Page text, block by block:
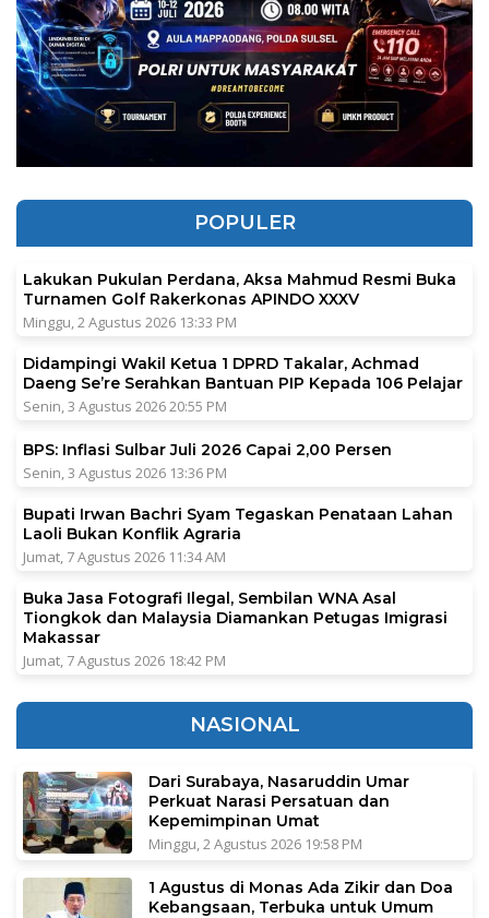
POPULER
Lakukan Pukulan Perdana, Aksa Mahmud Resmi Buka
Turnamen Golf Rakerkonas APINDO XXXV
Minggu, 2 Agustus 2026 13:33 PM
Didampingi Wakil Ketua 1 DPRD Takalar, Achmad
Daeng Se’re Serahkan Bantuan PIP Kepada 106 Pelajar
Senin, 3 Agustus 2026 20:55 PM
BPS: Inflasi Sulbar Juli 2026 Capai 2,00 Persen
Senin, 3 Agustus 2026 13:36 PM
Bupati Irwan Bachri Syam Tegaskan Penataan Lahan
Laoli Bukan Konflik Agraria
Jumat, 7 Agustus 2026 11:34 AM
Buka Jasa Fotografi Ilegal, Sembilan WNA Asal
Tiongkok dan Malaysia Diamankan Petugas Imigrasi
Makassar
Jumat, 7 Agustus 2026 18:42 PM
NASIONAL
Dari Surabaya, Nasaruddin Umar
Perkuat Narasi Persatuan dan
Kepemimpinan Umat
Minggu, 2 Agustus 2026 19:58 PM
1 Agustus di Monas Ada Zikir dan Doa
Kebangsaan, Terbuka untuk Umum